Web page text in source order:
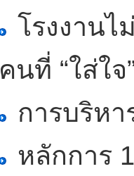
โรงงาน
คนที่ “ใส่ใจ
การบริหา
หลักการ